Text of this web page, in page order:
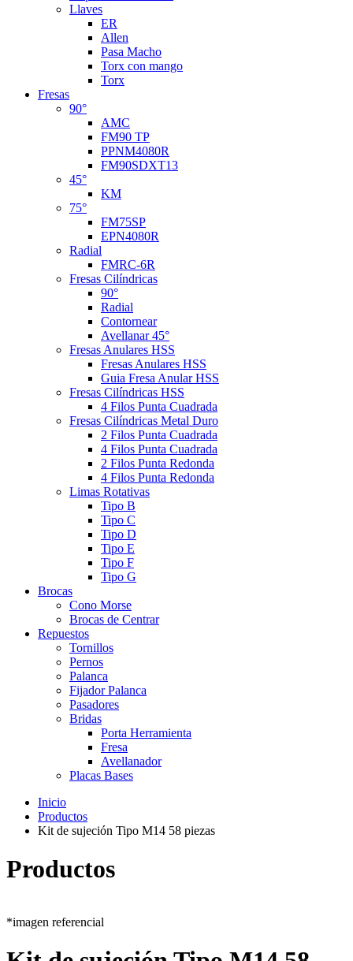
Llaves
ER
Allen
Pasa Macho
Torx con mango
Torx
Fresas
90°
AMC
FM90 TP
PPNM4080R
FM90SDXT13
45°
KM
75°
FM75SP
EPN4080R
Radial
FMRC-6R
Fresas Cilíndricas
90°
Radial
Contornear
Avellanar 45°
Fresas Anulares HSS
Fresas Anulares HSS
Guia Fresa Anular HSS
Fresas Cilíndricas HSS
4 Filos Punta Cuadrada
Fresas Cilíndricas Metal Duro
2 Filos Punta Cuadrada
4 Filos Punta Cuadrada
2 Filos Punta Redonda
4 Filos Punta Redonda
Limas Rotativas
Tipo B
Tipo C
Tipo D
Tipo E
Tipo F
Tipo G
Brocas
Cono Morse
Brocas de Centrar
Repuestos
Tornillos
Pernos
Palanca
Fijador Palanca
Pasadores
Bridas
Porta Herramienta
Fresa
Avellanador
Placas Bases
Inicio
Productos
Kit de sujeción Tipo M14 58 piezas
Productos
*imagen referencial